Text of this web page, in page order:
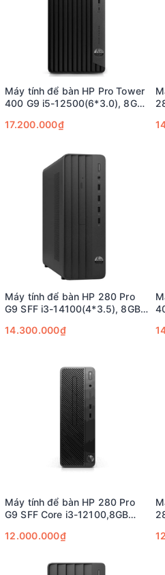
Máy tính để bàn HP Pro Tower
400 G9 i5-12500(6*3.0), 8GB
Graphics
17.200.000₫
Máy tính để bàn HP 280 Pro
G9 SFF i3-14100(4*3.5), 8GB
14.300.000₫
Máy tính để bàn HP 280 Pro
G9 SFF Core i3-12100,8GB
12.000.000₫